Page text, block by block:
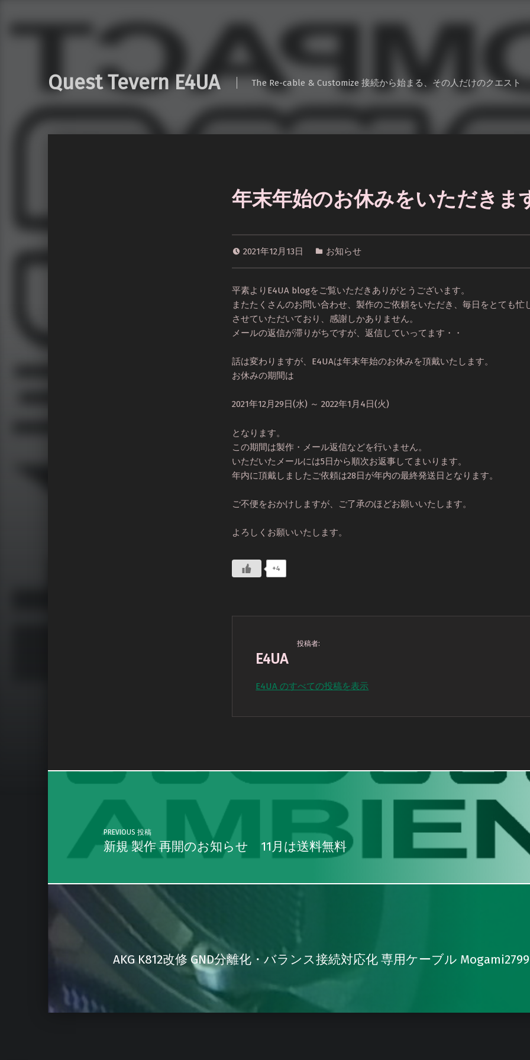
Quest Tevern E4UA The Re-cable & Customize 接続から始まる、その人だけのクエスト
年末年始のお休みをいただきま
2021年12月13日 お知らせ
平素よりE4UA blogをご覧いただきありがとうございます。
またたくさんのお問い合わせ、製作のご依頼をいただき、毎日をとても忙
させていただいており、感謝しかありません。
メールの返信が滞りがちですが、返信していってます・・
話は変わりますが、E4UAは年末年始のお休みを頂戴いたします。
お休みの期間は
2021年12月29日(水) ～ 2022年1月4日(火)
となります。
この期間は製作・メール返信などを行いません。
いただいたメールには5日から順次お返事してまいります。
年内に頂戴しましたご依頼は28日が年内の最終発送日となります。
ご不便をおかけしますが、ご了承のほどお願いいたします。
よろしくお願いいたします。
+4
投稿者:
E4UA
E4UA のすべての投稿を表示
Skip back to main navigation
Post navigation
PREVIOUS 投稿
新規 製作 再開のお知らせ 11月は送料無料
AKG K812改修 GND分離化・バランス接続対応化 専用ケーブル